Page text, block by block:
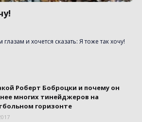
и хочется сказать: Я тоже так хочу!
Роберт Боброцки и почему он
многих тинейджеров на
горизонте